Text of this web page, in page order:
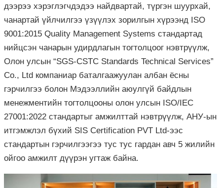
дээрээ хэрэглэгчдэдээ найдвартай, түргэн шуурхай,
чанартай үйлчилгээ үзүүлэх зорилгын хүрээнд ISO
9001:2015 Quality Management Systems стандартад
нийцсэн чанарын удирдлагын тогтолцоог нэвтрүүлж,
Олон улсын “SGS-CSTC Standards Technical Services”
Co., Ltd компаниар баталгаажуулан албан ёсны
гэрчилгээ болон Мэдээллийн аюулгүй байдлын
менежментийн тогтолцооны олон улсын ISO/IEC
27001:2022 стандартыг амжилттай нэвтрүүлж, АНУ-ын
итгэмжлэл бүхий SIS Certification PVT Ltd-ээс
стандартын гэрчилгээгээ тус тус гардан авч 5 жилийн
ойгоо амжилт дүүрэн угтаж байна.